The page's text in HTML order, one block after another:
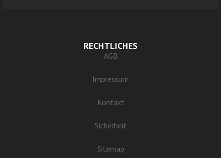
RECHTLICHES
AGB
Impressum
Kontakt
Sicherheit
Sitemap